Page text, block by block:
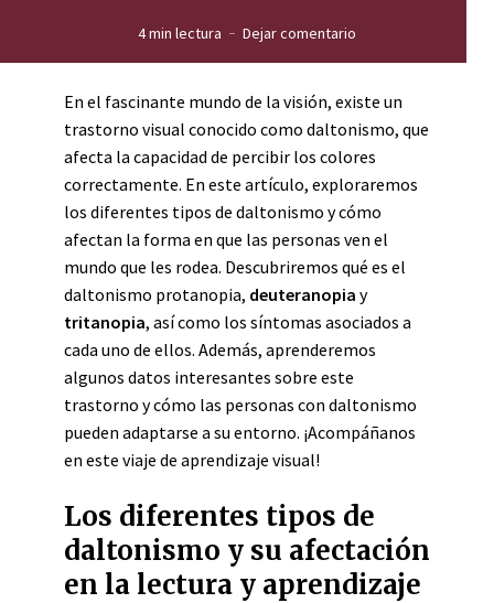
4 min lectura Dejar comentario
En el fascinante mundo de la visión, existe un
trastorno visual conocido como daltonismo, que
afecta la capacidad de percibir los colores
correctamente. En este artículo, exploraremos
los diferentes tipos de daltonismo y cómo
afectan la forma en que las personas ven el
mundo que les rodea. Descubriremos qué es el
daltonismo protanopia, deuteranopia y
tritanopia, así como los síntomas asociados a
cada uno de ellos. Además, aprenderemos
algunos datos interesantes sobre este
trastorno y cómo las personas con daltonismo
pueden adaptarse a su entorno. ¡Acompáñanos
en este viaje de aprendizaje visual!
Los diferentes tipos de
daltonismo y su afectación
en la lectura y aprendizaje